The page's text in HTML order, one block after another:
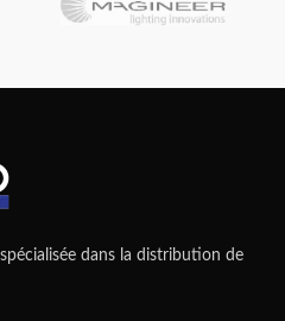
dans la distribution de